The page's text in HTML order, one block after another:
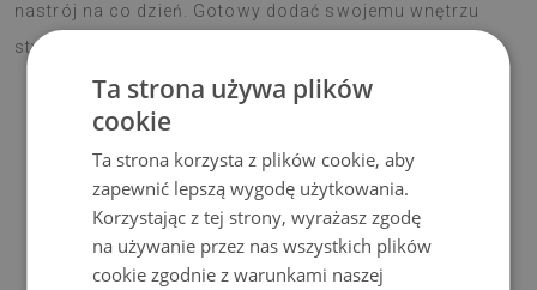
nastrój na co dzień. Gotowy dodać swojemu wnętrzu
stylowy akcent?
Zalety naszych dywaników
Antypoślizgowy spód
. Nasze dywaniki z warstwą
antypoślizgową są bezpieczne i stabilne na różnego rodzaju
podłożach, takich jak drewno czy płytki. Spodnią stronę
Ta strona używa plików
cookie
Ta strona korzysta z plików cookie, aby
zapewnić lepszą wygodę użytkowania.
Korzystając z tej strony, wyrażasz zgodę
na używanie przez nas wszystkich plików
cookie zgodnie z warunkami naszej